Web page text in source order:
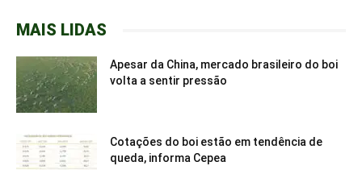
MAIS LIDAS
Apesar da China, mercado brasileiro do boi
volta a sentir pressão
Cotações do boi estão em tendência de
queda, informa Cepea